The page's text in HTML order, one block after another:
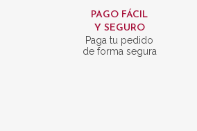
PAGO FÁCIL
Y SEGURO
Paga tu pedido
de forma segura